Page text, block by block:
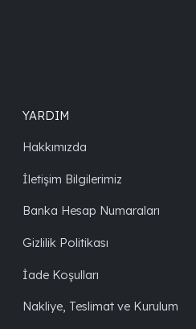
YARDIM
Hakkımızda
İletişim Bilgilerimiz
Banka Hesap Numaraları
Gizlilik Politikası
İade Koşulları
Nakliye, Teslimat ve Kurulum